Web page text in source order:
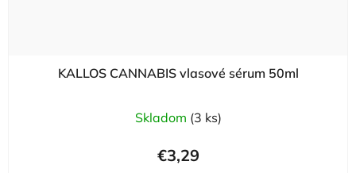
KALLOS CANNABIS vlasové sérum 50ml
Skladom (3 ks)
€3,29